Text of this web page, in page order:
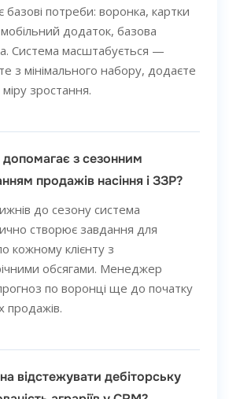
базові потреби: воронка, картки
мобільний додаток, базова
Система масштабується —
з мінімального набору, додаєте
зростання.
допомагає з сезонним
продажів насіння і ЗЗР?
до сезону система
створює завдання для
кожному клієнту з
обсягами. Менеджер
по воронці ще до початку
продажів.
відстежувати дебіторську